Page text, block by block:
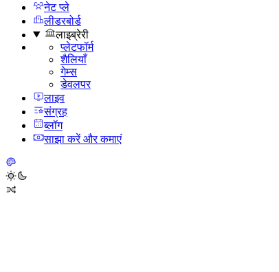
नेट प्ले
लीडरबोर्ड
लाइब्रेरी
प्लेटफॉर्म
शैलियाँ
गेम्स
डेवलपर
लाइव
संग्रह
ब्लॉग
साझा करें और कमाएं